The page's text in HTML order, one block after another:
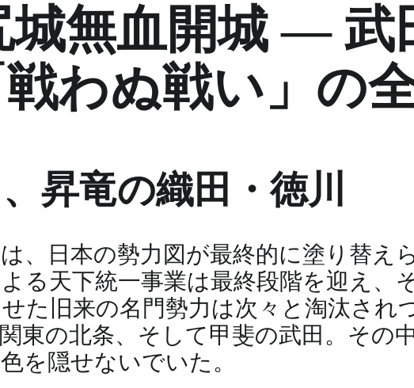
城無血開城 ― 武
わぬ戦い」の
昇竜の織田・徳川
、日本の勢力図が最終的に塗り替え
る天下統一事業は最終段階を迎え、
た旧来の名門勢力は次々と淘汰され
東の北条、そして甲斐の武田。その
を隠せないでいた。